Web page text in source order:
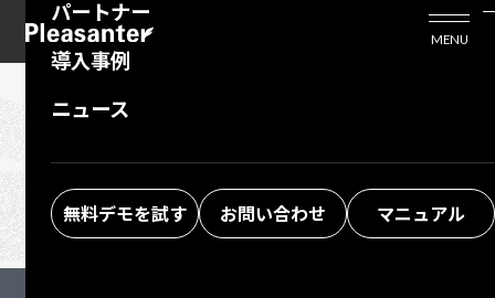
活用シーン
Enterprise Edition
パートナー
プリザンタービジネスを検討中の方
導入事例
ニュース
無料デモを試す お問い合わせ マニュアル
MENU
導入事例一覧